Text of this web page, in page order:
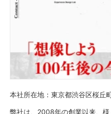
本社所在地：東京都渋谷区桜丘
弊社は、2008年の創業以来、